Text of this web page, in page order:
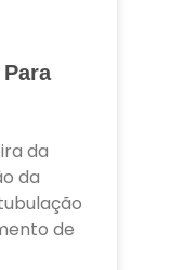
da
da
de